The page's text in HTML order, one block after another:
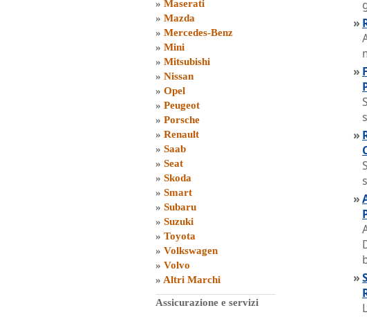
» Maserati
» Mazda
» Mercedes-Benz
» Mini
» Mitsubishi
» Nissan
» Opel
» Peugeot
» Porsche
» Renault
» Saab
» Seat
» Skoda
» Smart
» Subaru
» Suzuki
» Toyota
» Volkswagen
» Volvo
» Altri Marchi
Assicurazione e servizi
»
»
»
»
»